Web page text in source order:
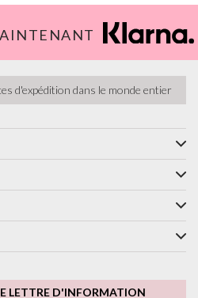
d'expédition dans le monde entier
LETTRE D'INFORMATION